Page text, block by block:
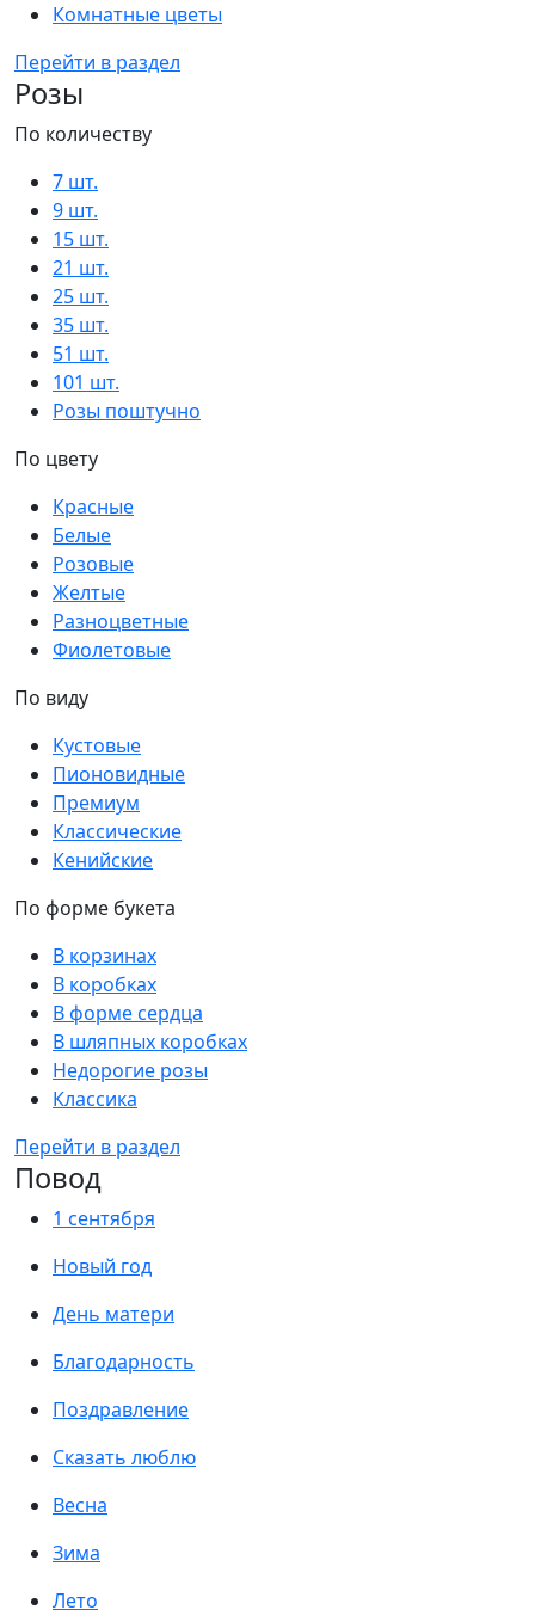
Комнатные цветы
Перейти в раздел
Розы
По количеству
7 шт.
9 шт.
15 шт.
21 шт.
25 шт.
35 шт.
51 шт.
101 шт.
Розы поштучно
По цвету
Красные
Белые
Розовые
Желтые
Разноцветные
Фиолетовые
По виду
Кустовые
Пионовидные
Премиум
Классические
Кенийские
По форме букета
В корзинах
В коробках
В форме сердца
В шляпных коробках
Недорогие розы
Классика
Перейти в раздел
Повод
1 сентября
Новый год
День матери
Благодарность
Поздравление
Сказать люблю
Весна
Зима
Лето